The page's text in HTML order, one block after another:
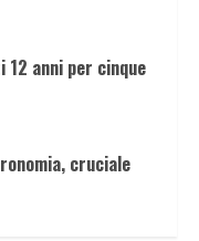
anni per cinque
cruciale